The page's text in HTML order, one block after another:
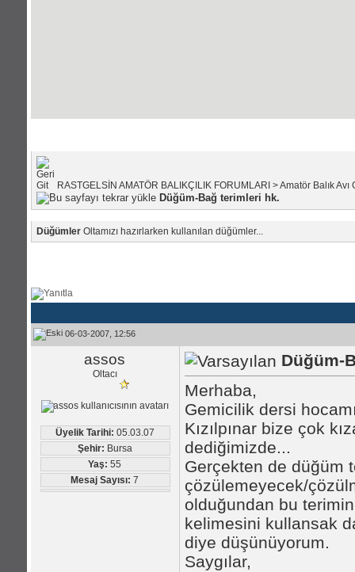
RASTGELSİN AMATÖR BALIKÇILIK FORUMLARI >Amatör Balık
Düğüm-Bağ terimleri hk.
Düğümler Oltamızı hazırlarken kullanılan düğümler...
06-03-2007, 12:56
assos
Oltacı
Üyelik Tarihi: 05.03.07
Şehir: Bursa
Yaş: 55
Mesaj Sayısı: 7
Düğüm-
Merhaba,
Gemicilik dersi
Kızılpınar bize çok
dediğimizde...
Gerçekten de düğüm
çözülemeyecek/
olduğundan bu
kelimesini kullansak
diye düşünüyorum.
Saygılar,